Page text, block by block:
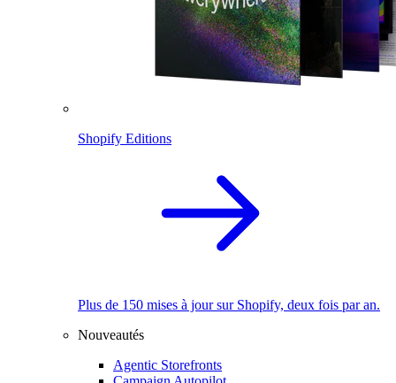
Shopify Editions
Plus de 150 mises à jour sur Shopify, deux fois par an.
Nouveautés
Agentic Storefronts